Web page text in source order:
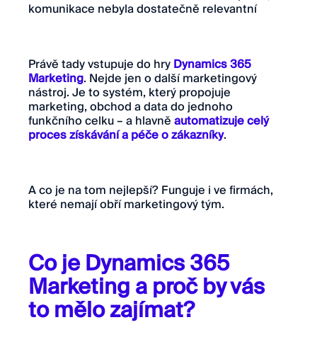
komunikace nebyla dostatečně relevantní
Právě tady vstupuje do hryDynamics 365
Marketing. Nejde jen o další marketingový
nástroj. Je to systém, který propojuje
marketing, obchod a data do jednoho
funkčního celku – a hlavněautomatizuje celý
proces získávání a péče o zákazníky.
A co je na tom nejlepší? Funguje i ve firmách,
které nemají obří marketingový tým.
Co je Dynamics 365
Marketing a proč by vás
to mělo zajímat?